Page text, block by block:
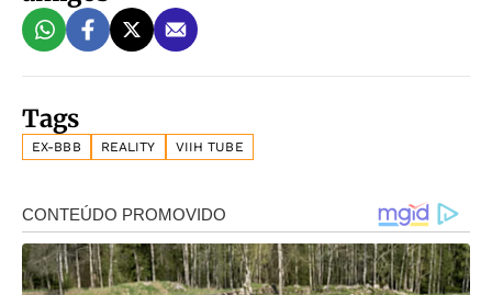
Tags
EX-BBB REALITY VIIH TUBE